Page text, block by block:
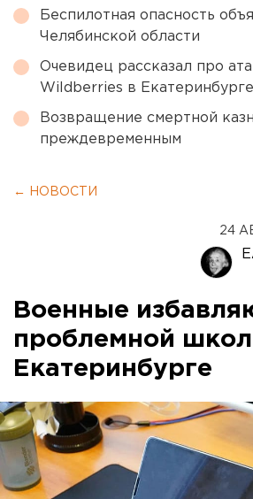
Беспилотная опасность
Челябинской области
Очевидец рассказал про
Wildberries в Екатеринбурге
Возвращение смертной
преждевременным
← НОВОСТИ
24
Военные
проблемной
Екатеринбурге